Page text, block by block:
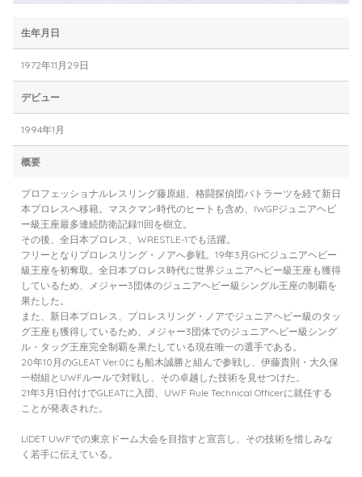
生年月日
1972年11月29日
デビュー
1994年1月
概要
プロフェッショナルレスリング藤原組、格闘探偵団バトラーツを経て新日
本プロレスへ移籍。マスクマン時代のヒートも含め、IWGPジュニアヘビ
ー級王座最多連続防衛記録11回を樹立。
その後、全日本プロレス、WRESTLE-1でも活躍。
フリーとなりプロレスリング・ノアへ参戦。19年3月GHCジュニアヘビー
級王座を初奪取。全日本プロレス時代に世界ジュニアヘビー級王座も獲得
しているため、メジャー3団体のジュニアヘビー級シングル王座の制覇を
果たした。
また、新日本プロレス、プロレスリング・ノアでジュニアヘビー級のタッ
グ王座も獲得しているため、メジャー3団体でのジュニアヘビー級シング
ル・タッグ王座完全制覇を果たしている現在唯一の選手である。
20年10月のGLEAT Ver.0にも船木誠勝と組んで参戦し、伊藤貴則・大久保
一樹組とUWFルールで対戦し、その卓越した技術を見せつけた。
21年3月1日付けでGLEATに入団、UWF Rule Technical Officerに就任する
ことが発表された。
LIDET UWFでの東京ドーム大会を目指すと宣言し、その技術を惜しみな
く若手に伝えている。